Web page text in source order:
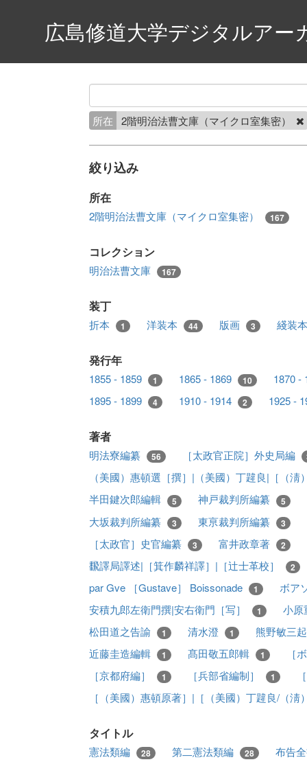
広島修道大学デジタルアー
所在 2階明治法曹文庫（マイクロ室集密）
絞り込み
所在
2階明治法曹文庫（マイクロ室集密） 167
コレクション
明治法曹文庫 167
装丁
折本 1 洋装本 44 版画 3 綫装
発行年
1855 - 1859 1 1865 - 1869 10
1870 -
1895 - 1899
4 1910 - 1914 2 1925 -
著者
明法寮編纂 56 ［太政官正院］外史局編
（美國）惠頓選［撰］|（美國）丁韙良|［（
半田鍵次郎編輯
5 神戸裁判所編纂 5
大坂裁判所編纂 3 東亰裁判所編纂 3
［太政官］史官編纂 3 富井政章著 2
飜譯局譯述|［箕作麟祥譯］|［辻士革校］ 2
par Gve ［Gustave］ Boissonade 1
ボア
安積九郎左衛門撰|安右衛門［写］
1
小原
松田道之告諭
1 清水澄 1
熊野敏三
近藤圭造編輯
1 髙田敬五郎輯 1
［
［京都府編］
1 ［兵部省編制］ 1
［（美國）惠頓原著］|［（美國）丁韙良/（
タイトル
憲法類編 28 第二憲法類編 28
布告